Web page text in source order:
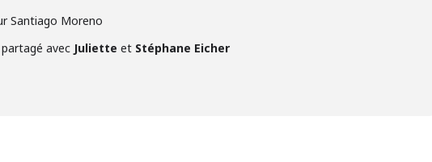
Santiago Moreno
avec Juliette et Stéphane Eicher